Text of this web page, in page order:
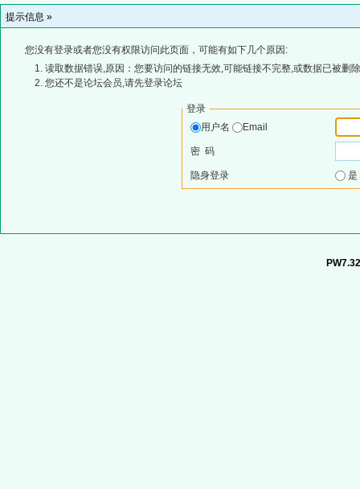
提示信息 »
您没有登录或者您没有权限访问此页面，可能有如下几个原因:
读取数据错误,原因：您要访问的链接无效,可能链接不完整,或数据已被删
您还不是论坛会员,请先登录论坛
登录
用户名
Email
密 码
隐身登录